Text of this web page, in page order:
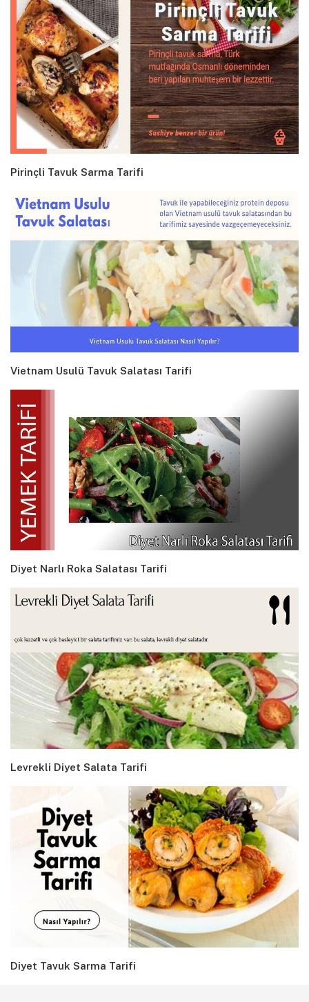
Pirinçli Tavuk Sarma Tarifi
Vietnam Usulü Tavuk Salatası Tarifi
Diyet Narlı Roka Salatası Tarifi
Levrekli Diyet Salata Tarifi
Diyet Tavuk Sarma Tarifi